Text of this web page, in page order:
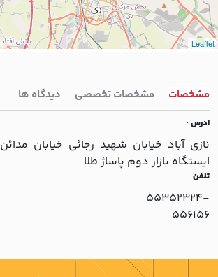
Leaflet
مشخصات مشخصات تخصصی دیدگاه ها
ادرس:
نازي آباد خيابان شهيد رجائي خيابان مدائن
ايستگاه بازار دوم پاساژ طلا
تلفن:
55352324-
556156